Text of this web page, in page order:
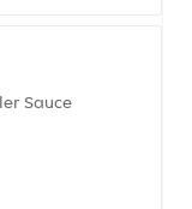
Sauce